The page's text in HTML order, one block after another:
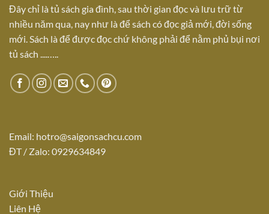
Đây chỉ là tủ sách gia đình, sau thời gian đọc và lưu trữ từ
nhiều năm qua, nay như là để sách có đọc giả mới, đời sống
mới. Sách là để được đọc chứ không phải để nằm phủ bụi nơi
tủ sách ....…..
Email: hotro@saigonsachcu.com
ĐT / Zalo: 0929634849
Giới Thiệu
Liên Hệ